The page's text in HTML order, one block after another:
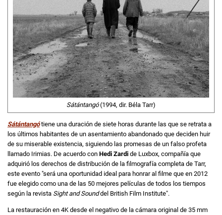
Sátántangó(1994, dir. Béla Tarr)
Sátántangótiene una duración de siete horas durante las que se retrata a
los últimos habitantes de un asentamiento abandonado que deciden huir
de su miserable existencia, siguiendo las promesas de un falso profeta
llamado Irimias. De acuerdo con Hedi Zardi de Luxbox, compañía que
adquirió los derechos de distribución de la filmografía completa de Tarr,
este evento "será una oportunidad ideal para honrar al filme que en 2012
fue elegido como una de las 50 mejores películas de todos los tiempos
según la revista Sight and Sounddel British Film Institute".
La restauración en 4K desde el negativo de la cámara original de 35 mm